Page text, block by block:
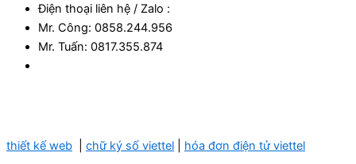
Điện thoại liên hệ / Zalo :
Mr. Công: 0858.244.956
Mr. Tuấn: 0817.355.874​
thiết kế web chữ ký số viettel hóa đơn điện tử viettel